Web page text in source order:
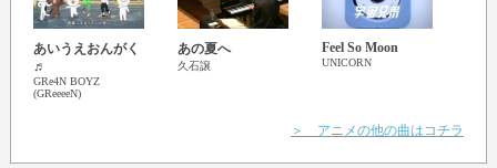
あいうえおんがく
♬
GRe4N BOYZ
(GReeeeN)
あの夏へ
久石譲
Feel So Moon
UNICORN
＞ アニメの他の曲はコチラ